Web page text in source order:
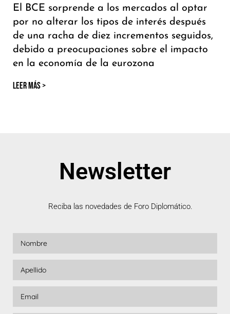
El BCE sorprende a los mercados al optar
por no alterar los tipos de interés después
de una racha de diez incrementos seguidos,
debido a preocupaciones sobre el impacto
en la economía de la eurozona
LEER MÁS >
Newsletter
Reciba las novedades de Foro Diplomático.